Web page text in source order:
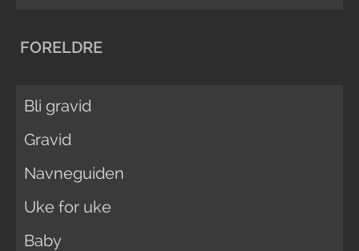
FORELDRE
Bli gravid
Gravid
Navneguiden
Uke for uke
Baby